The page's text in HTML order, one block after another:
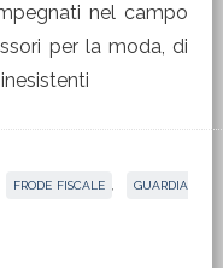
nel campo
per la moda, di
FRODE FISCALE GUARDIA